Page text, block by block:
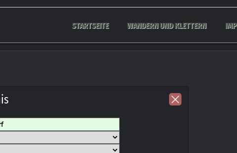
STARTSEITE WANDERN UND KLETTERN